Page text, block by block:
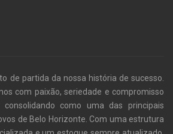
de partida da nossa história de sucesso.
com paixão, seriedade e compromisso
como uma das principais
de Belo Horizonte. Com uma estrutura